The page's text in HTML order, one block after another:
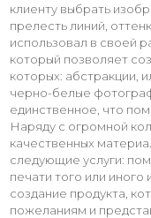
клиенту выбрать
прелесть линий,
использовал в своей
который позволяет
которых: абстракции,
черно-белые
единственное, что
Наряду с огромной
качественных
следующие услуги:
печати того или
создание продукта,
пожеланиям и